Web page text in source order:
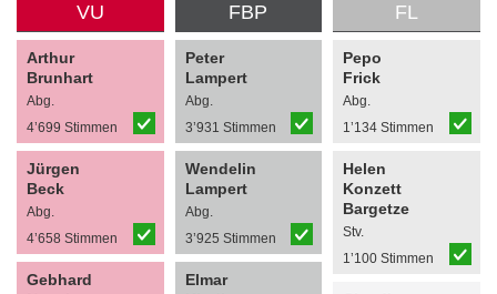
VU
Arthur
Brunhart
Abg.
4’699 Stimmen
Jürgen
Beck
Abg.
4’658 Stimmen
Gebhard
FBP
Peter
Lampert
Abg.
3’931 Stimmen
Wendelin
Lampert
Abg.
3’925 Stimmen
Elmar
FL
Pepo
Frick
Abg.
1’134 Stimmen
Helen
Konzett
Bargetze
Stv.
1’100 Stimmen